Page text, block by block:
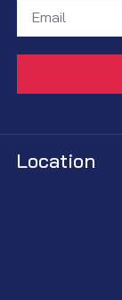
Location